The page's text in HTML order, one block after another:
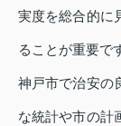
実度を総合的に
ることが重要で
神戸市で治安の
な統計や市の計